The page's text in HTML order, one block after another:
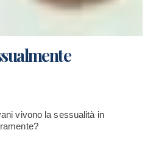
vivono la sessualità in